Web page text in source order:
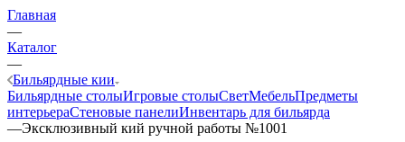
Главная
—
Каталог
—
Бильярдные кии
Бильярдные столыИгровые столыСветМебельПредметы
интерьераСтеновые панелиИнвентарь для бильярда
—Эксклюзивный кий ручной работы №1001